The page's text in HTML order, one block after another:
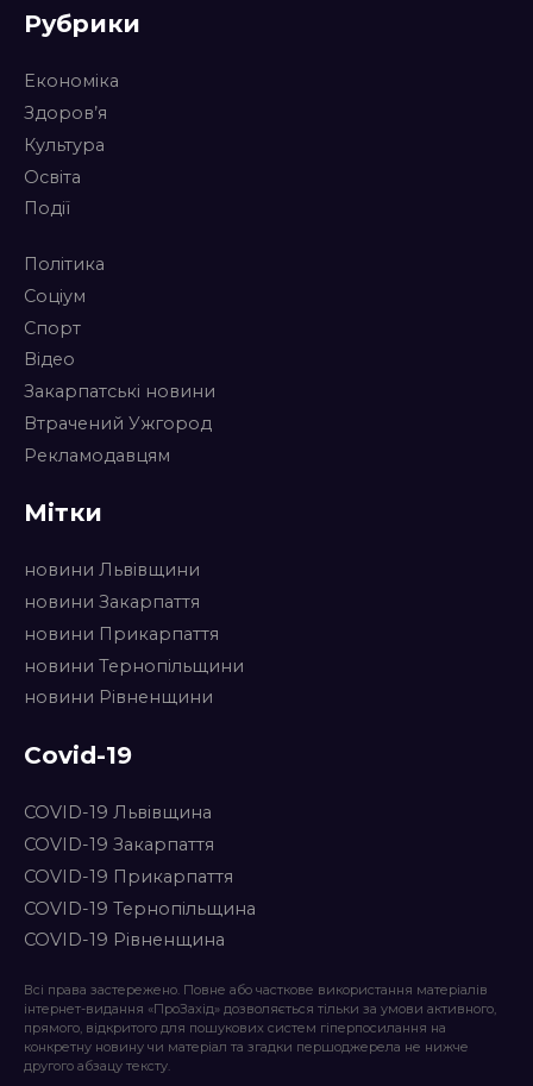
Рубрики
Економіка
Здоров’я
Культура
Освіта
Події
Політика
Соціум
Спорт
Відео
Закарпатські новини
Втрачений Ужгород
Рекламодавцям
Мітки
новини Львівщини
новини Закарпаття
новини Прикарпаття
новини Тернопільщини
новини Рівненщини
Covid-19
COVID-19 Львівщина
COVID-19 Закарпаття
COVID-19 Прикарпаття
COVID-19 Тернопільщина
COVID-19 Рівненщина
Всі права застережено. Повне або часткове використання матеріалів
інтернет-видання «ПроЗахід» дозволяється тільки за умови активного,
прямого, відкритого для пошукових систем гіперпосилання на
конкретну новину чи матеріал та згадки першоджерела не нижче
другого абзацу тексту.